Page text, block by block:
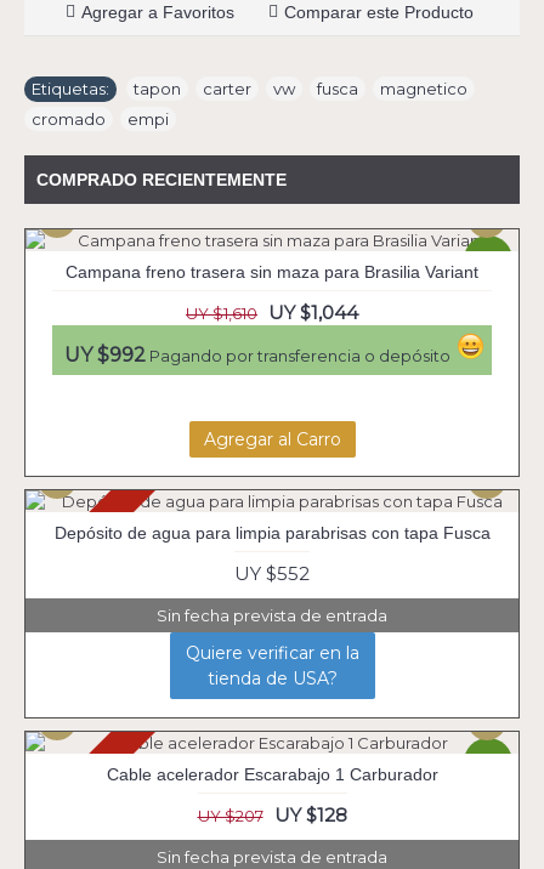
Agregar a Favoritos Comparar este Producto
Etiquetas: tapon carter vw fusca magnetico
cromado
empi
COMPRADO RECIENTEMENTE
Campana freno trasera sin maza para Brasilia Variant
UY $1,610
UY $1,044
UY $992 Pagando por transferencia o depósito
Agregar al Carro
Agotado
Depósito de agua para limpia parabrisas con tapa Fusca
UY $552
Sin fecha prevista de entrada
Quiere verificar en la
tienda de USA?
AgotadoCable acelerador Escarabajo 1 Carburador
UY $207 UY $128
Sin fecha prevista de entrada